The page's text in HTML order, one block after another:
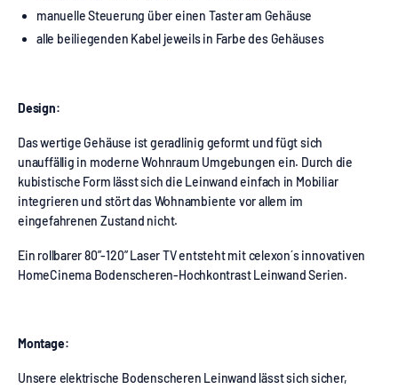
manuelle Steuerung über einen Taster am Gehäuse
alle beiliegenden Kabel jeweils in Farbe des Gehäuses
Design:
Das wertige Gehäuse ist geradlinig geformt und fügt sich
unauffällig in moderne Wohnraum Umgebungen ein. Durch die
kubistische Form lässt sich die Leinwand einfach in Mobiliar
integrieren und stört das Wohnambiente vor allem im
eingefahrenen Zustand nicht.
Ein rollbarer 80”-120” Laser TV entsteht mit celexon´s innovativen
HomeCinema Bodenscheren-Hochkontrast Leinwand Serien.
Montage:
Unsere elektrische Bodenscheren Leinwand lässt sich sicher,